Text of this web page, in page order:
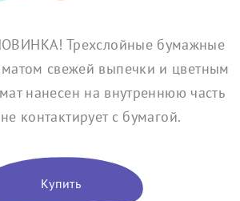
Трехслойные бумажные
свежей выпечки и цветным
нанесен на внутреннюю часть
контактирует с бумагой.
Купить